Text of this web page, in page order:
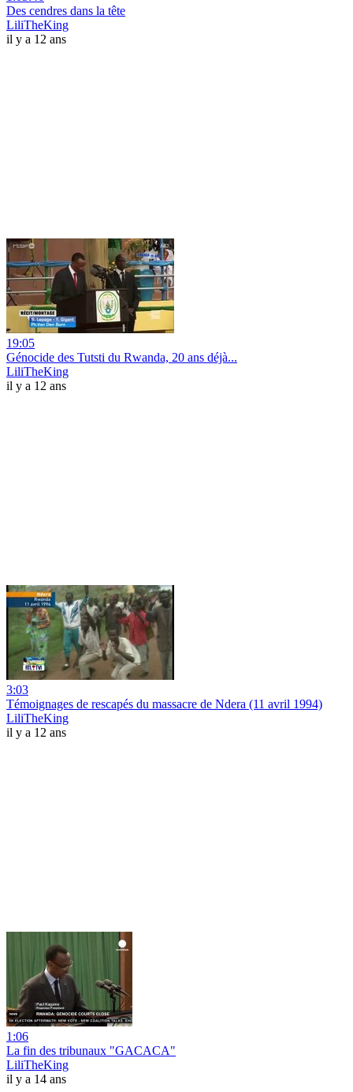
Des cendres dans la tête
LiliTheKing
il y a 12 ans
19:05
Génocide des Tutsti du Rwanda, 20 ans déjà...
LiliTheKing
il y a 12 ans
3:03
Témoignages de rescapés du massacre de Ndera (11 avril 1994)
LiliTheKing
il y a 12 ans
1:06
La fin des tribunaux "GACACA"
LiliTheKing
il y a 14 ans